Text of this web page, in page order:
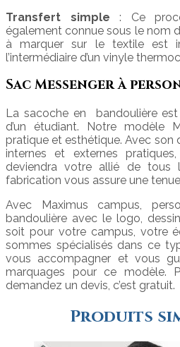
Transfert simple : Ce
également connue sous le nom
à marquer sur le textile est
l’intermédiaire d’un vinyle
Sac Messenger à
La sacoche en bandoulière
d’un étudiant. Notre modèle
pratique et esthétique. Avec son
internes et externes
deviendra votre allié de tous
fabrication vous assure une
Avec Maximus campus,
bandoulière avec le logo,
soit pour votre campus, votre
sommes spécialisés dans ce
vous accompagner et vous
marquages pour ce modèle.
demandez un devis, c’est gratuit.
Produits